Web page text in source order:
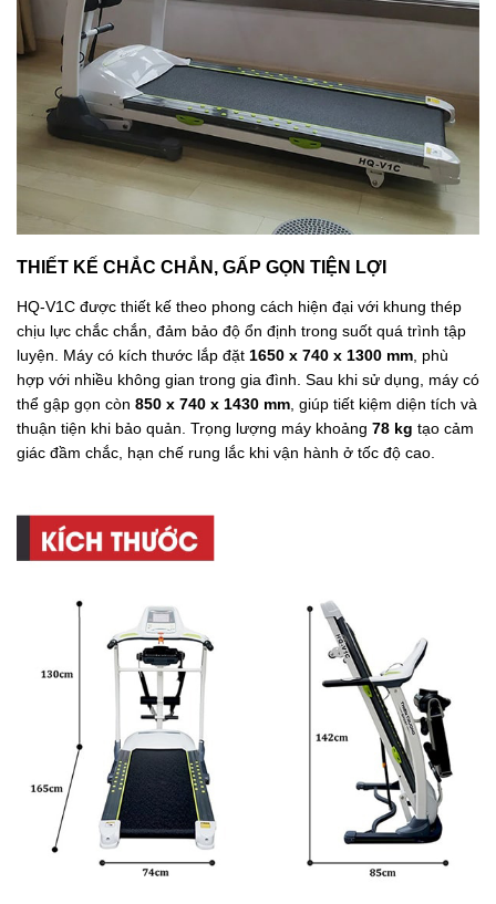
THIẾT KẾ CHẮC CHẮN, GẤP GỌN TIỆN LỢI
HQ-V1C được thiết kế theo phong cách hiện đại với khung thép
chịu lực chắc chắn, đảm bảo độ ổn định trong suốt quá trình tập
luyện. Máy có kích thước lắp đặt 1650 x 740 x 1300 mm , phù
hợp với nhiều không gian trong gia đình. Sau khi sử dụng, máy có
thể gập gọn còn 850 x 740 x 1430 mm , giúp tiết kiệm diện tích và
thuận tiện khi bảo quản. Trọng lượng máy khoảng 78 kg tạo cảm
giác đầm chắc, hạn chế rung lắc khi vận hành ở tốc độ cao.